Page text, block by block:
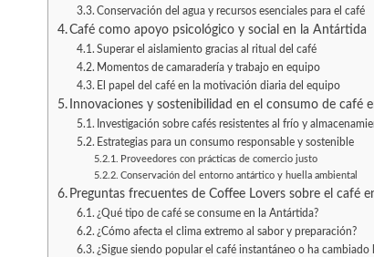
Conservación del agua y recursos esenciales para el café
Café como apoyo psicológico y social en la Antártida
Superar el aislamiento gracias al ritual del café
Momentos de camaradería y trabajo en equipo
El papel del café en la motivación diaria del equipo
Innovaciones y sostenibilidad en el consumo de café
Investigación sobre cafés resistentes al frío y
Estrategias para un consumo responsable y sostenible
Proveedores con prácticas de comercio justo
Conservación del entorno antártico y huella ambiental
Preguntas frecuentes de Coffee Lovers sobre el café
¿Qué tipo de café se consume en la Antártida?
¿Cómo afecta el clima extremo al sabor y preparación?
¿Sigue siendo popular el café instantáneo o ha cambiado